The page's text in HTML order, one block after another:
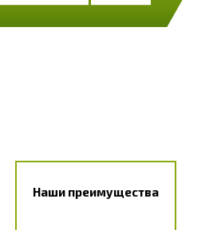
Наши преимущества